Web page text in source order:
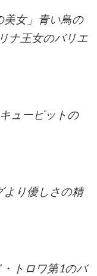
美女」青い鳥の
ナ王女のバリエ
ューピットの
より優しさの精
トロワ第1のバ